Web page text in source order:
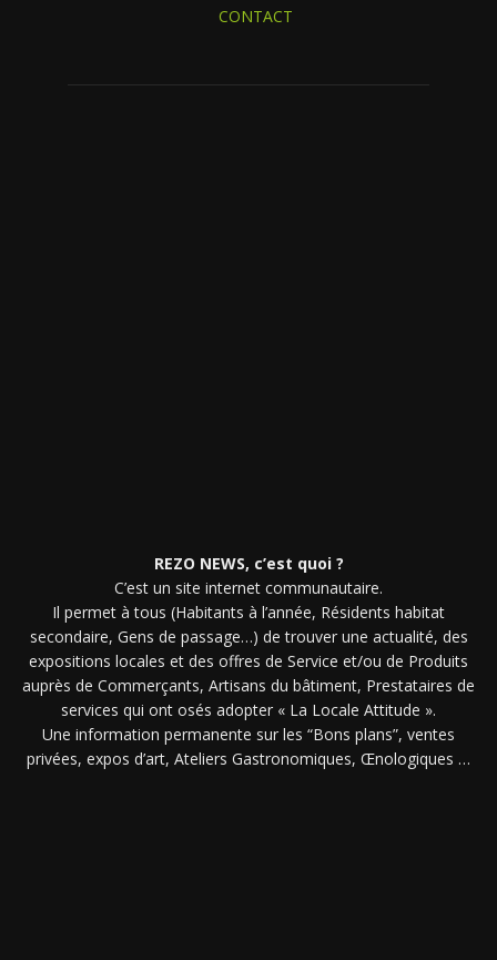
CONTACT
REZO NEWS, c’est quoi ?
C’est un site internet communautaire.
Il permet à tous (Habitants à l’année, Résidents habitat
secondaire, Gens de passage…) de trouver une actualité, des
expositions locales et des offres de Service et/ou de Produits
auprès de Commerçants, Artisans du bâtiment, Prestataires de
services qui ont osés adopter « La Locale Attitude ».
Une information permanente sur les “Bons plans”, ventes
privées, expos d’art, Ateliers Gastronomiques, Œnologiques …